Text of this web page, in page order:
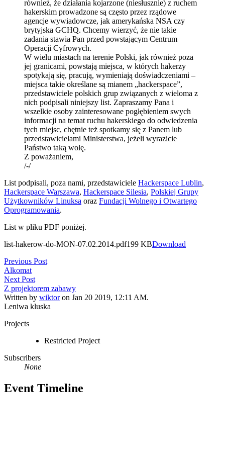
również, że działania kojarzone (niesłusznie) z ruchem
hakerskim prowadzone są często przez rządowe
agencje wywiadowcze, jak amerykańska NSA czy
brytyjska GCHQ. Chcemy wierzyć, że nie takie
zadania stawia Pan przed powstającym Centrum
Operacji Cyfrowych.
W wielu miastach na terenie Polski, jak również poza
jej granicami, powstają miejsca, w których hakerzy
spotykają się, pracują, wymieniają doświadczeniami –
miejsca takie określane są mianem „hackerspace”,
przedstawiciele polskich grup związanych z wieloma z
nich podpisali niniejszy list. Zapraszamy Pana i
wszelkie osoby zainteresowane pogłębieniem swych
informacji na temat ruchu hakerskiego do odwiedzenia
tych miejsc, chętnie też spotkamy się z Panem lub
przedstawicielami Ministerstwa, jeżeli wyrazicie
Państwo taką wolę.
Z poważaniem,
/-/
List podpisali, poza nami, przedstawiciele Hackerspace Lublin,
Hackerspace Warszawa, Hackerspace Silesia, Polskiej Grupy
Użytkowników Linuksa oraz Fundacji Wolnego i Otwartego
Oprogramowania.
List w pliku PDF poniżej.
list-hakerow-do-MON-07.02.2014.pdf199 KBDownload
Previous Post
Alkomat
Next Post
Z projektorem zabawy
Written by wiktoron Jan 20 2019, 12:11 AM.
Leniwa kluska
Projects
Restricted Project
Subscribers
None
Event Timeline